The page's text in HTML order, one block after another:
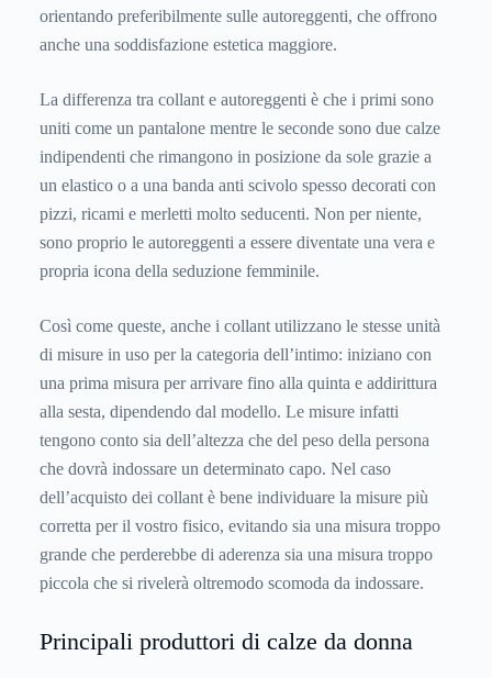
orientando preferibilmente sulle autoreggenti, che offrono
anche una soddisfazione estetica maggiore.
La differenza tra collant e autoreggenti è che i primi sono
uniti come un pantalone mentre le seconde sono due calze
indipendenti che rimangono in posizione da sole grazie a
un elastico o a una banda anti scivolo spesso decorati con
pizzi, ricami e merletti molto seducenti. Non per niente,
sono proprio le autoreggenti a essere diventate una vera e
propria icona della seduzione femminile.
Così come queste, anche i collant utilizzano le stesse unità
di misure in uso per la categoria dell’intimo: iniziano con
una prima misura per arrivare fino alla quinta e addirittura
alla sesta, dipendendo dal modello. Le misure infatti
tengono conto sia dell’altezza che del peso della persona
che dovrà indossare un determinato capo. Nel caso
dell’acquisto dei collant è bene individuare la misure più
corretta per il vostro fisico, evitando sia una misura troppo
grande che perderebbe di aderenza sia una misura troppo
piccola che si rivelerà oltremodo scomoda da indossare.
Principali produttori di calze da donna